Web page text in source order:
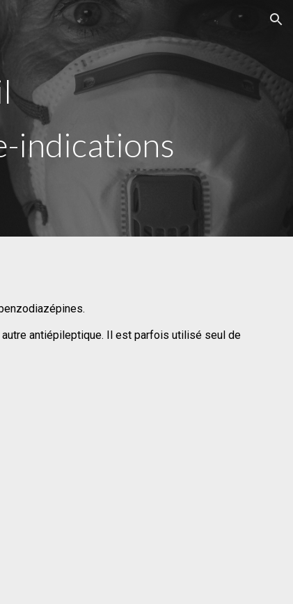
indications
antiépileptique. Il est parfois utilisé seul de